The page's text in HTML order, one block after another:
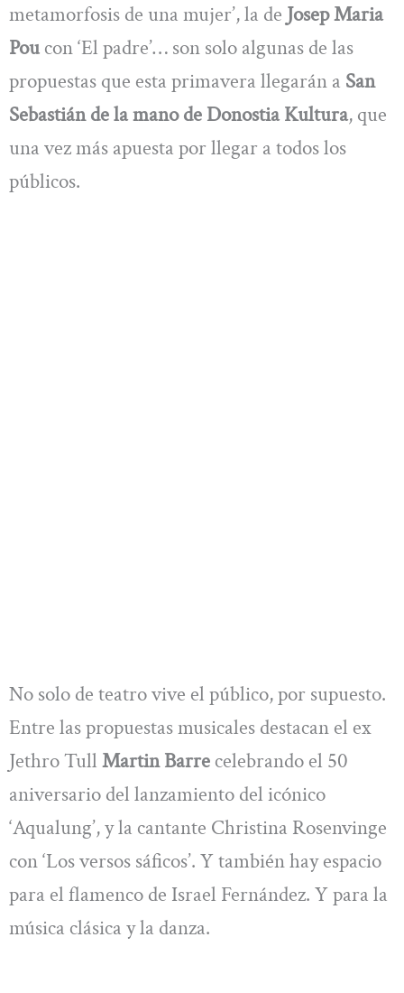
metamorfosis de una mujer’, la de Josep Maria
Pou con ‘El padre’… son solo algunas de las
propuestas que esta primavera llegarán a San
Sebastián de la mano de Donostia Kultura, que
una vez más apuesta por llegar a todos los
públicos.
No solo de teatro vive el público, por supuesto.
Entre las propuestas musicales destacan el ex
Jethro Tull Martin Barre celebrando el 50
aniversario del lanzamiento del icónico
‘Aqualung’, y la cantante Christina Rosenvinge
con ‘Los versos sáficos’. Y también hay espacio
para el flamenco de Israel Fernández. Y para la
música clásica y la danza.